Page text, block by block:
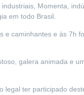
Momenta,
em todo Brasil.
e caminhantes e às 7h
galera animada e
legal ter participado